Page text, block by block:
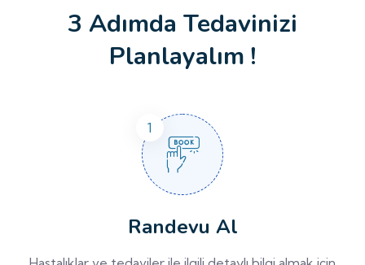
3 Adımda Tedavinizi
Planlayalım !
Randevu Al